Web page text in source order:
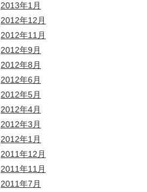
2013年1月
2012年12月
2012年11月
2012年9月
2012年8月
2012年6月
2012年5月
2012年4月
2012年3月
2012年1月
2011年12月
2011年11月
2011年7月